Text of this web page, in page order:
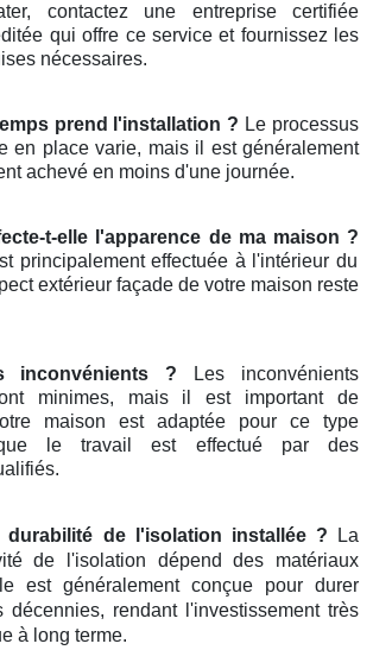
contactez une entreprise certifiée
qui offre ce service et fournissez les
nécessaires.
prend l'installation ? Le processus
en place varie, mais il est généralement
achevé en moins d'une journée.
t-elle l'apparence de ma maison ?
principalement effectuée à l'intérieur du
extérieur façade de votre maison reste
? Les inconvénients
minimes, mais il est important de
maison est adaptée pour ce type
le travail est effectué par des
durabilité de l'isolation installée ? La
de l'isolation dépend des matériaux
est généralement conçue pour durer
décennies, rendant l'investissement très
à long terme.